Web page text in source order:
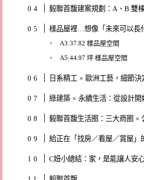
毅聯首馥建案規劃：A、B 雙
樣品屋裡…想像「未來可以長
A3:37.82 樣品屋空間
A5:44.97 坪 樣品屋空間
日系精工 × 歐洲工藝，細節決
綠建築 × 永續生活：從設計開
毅聯首馥生活圈：三大商圈 ×
給正在「找房／看屋／賞屋」
C妞小總結：家，是能讓人安